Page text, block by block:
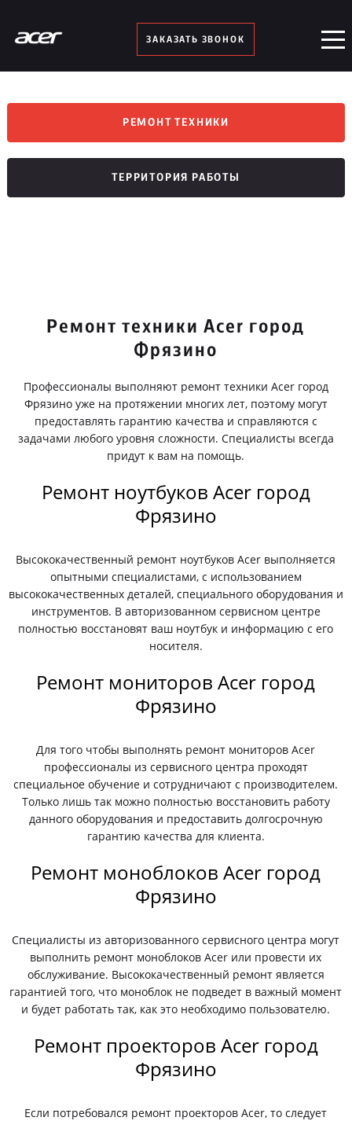
ЗАКАЗАТЬ ЗВОНОК
РЕМОНТ ТЕХНИКИ
ТЕРРИТОРИЯ РАБОТЫ
Ремонт техники Acer город
Фрязино
Профессионалы выполняют ремонт техники Acer город
Фрязино уже на протяжении многих лет, поэтому могут
предоставлять гарантию качества и справляются с
задачами любого уровня сложности. Специалисты всегда
придут к вам на помощь.
Ремонт ноутбуков Acer город
Фрязино
Высококачественный ремонт ноутбуков Acer выполняется
опытными специалистами, с использованием
высококачественных деталей, специального оборудования и
инструментов. В авторизованном сервисном центре
полностью восстановят ваш ноутбук и информацию с его
носителя.
Ремонт мониторов Acer город
Фрязино
Для того чтобы выполнять ремонт мониторов Acer
профессионалы из сервисного центра проходят
специальное обучение и сотрудничают с производителем.
Только лишь так можно полностью восстановить работу
данного оборудования и предоставить долгосрочную
гарантию качества для клиента.
Ремонт моноблоков Acer город
Фрязино
Специалисты из авторизованного сервисного центра могут
выполнить ремонт моноблоков Acer или провести их
обслуживание. Высококачественный ремонт является
гарантией того, что моноблок не подведет в важный момент
и будет работать так, как это необходимо пользователю.
Ремонт проекторов Acer город
Фрязино
Если потребовался ремонт проекторов Acer, то следует